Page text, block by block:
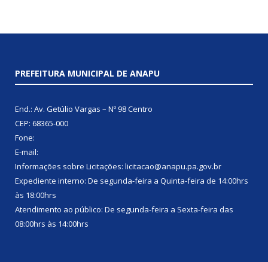
PREFEITURA MUNICIPAL DE ANAPU
End.: Av. Getúlio Vargas – Nº 98 Centro
CEP: 68365-000
Fone:
E-mail:
Informações sobre Licitações: licitacao@anapu.pa.gov.br
Expediente interno: De segunda-feira a Quinta-feira de 14:00hrs
às 18:00hrs
Atendimento ao público: De segunda-feira a Sexta-feira das
08:00hrs às 14:00hrs